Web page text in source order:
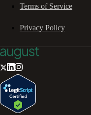
Terms of Service
Privacy Policy